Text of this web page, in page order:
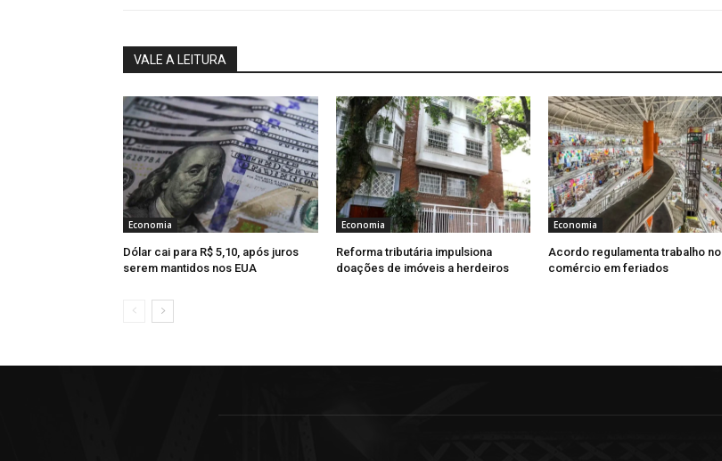
VALE A LEITURA
Economia
Dólar cai para R$ 5,10, após juros
serem mantidos nos EUA
Economia
Reforma tributária impulsiona
doações de imóveis a herdeiros
Economia
Acordo regulamenta trabalho no
comércio em feriados